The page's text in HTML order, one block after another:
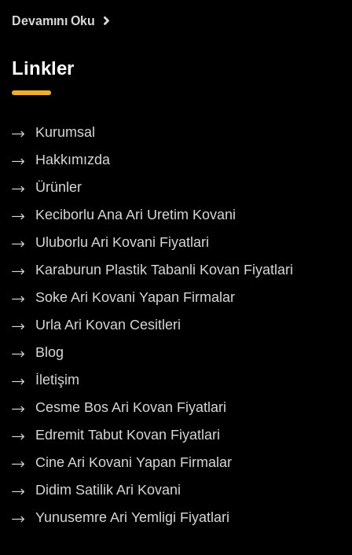
Devamını Oku
Linkler
Kurumsal
Hakkımızda
Ürünler
Keciborlu Ana Ari Uretim Kovani
Uluborlu Ari Kovani Fiyatlari
Karaburun Plastik Tabanli Kovan Fiyatlari
Soke Ari Kovani Yapan Firmalar
Urla Ari Kovan Cesitleri
Blog
İletişim
Cesme Bos Ari Kovan Fiyatlari
Edremit Tabut Kovan Fiyatlari
Cine Ari Kovani Yapan Firmalar
Didim Satilik Ari Kovani
Yunusemre Ari Yemligi Fiyatlari